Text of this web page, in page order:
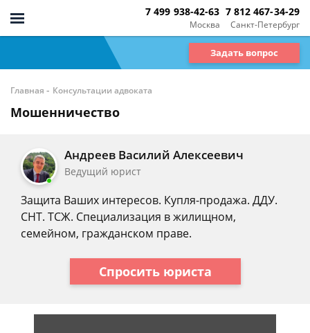
Москва
7 499 938-42-63
Санкт-Петербург
7 812 467-34-29
Задать вопрос
Главная - Консультации адвоката
Мошенничество
Андреев Василий Алексеевич
Ведущий юрист
Защита Ваших интересов. Купля-продажа. ДДУ.
СНТ. ТСЖ. Специализация в жилищном,
семейном, гражданском праве.
Спросить юриста